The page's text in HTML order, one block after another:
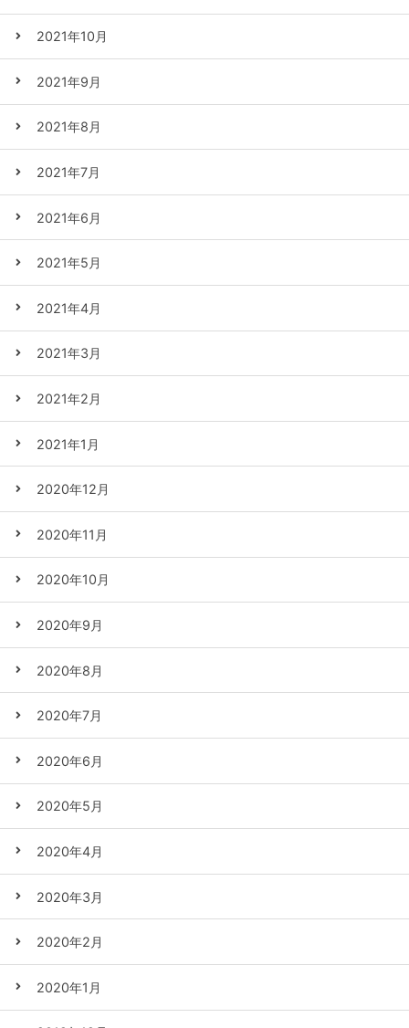
2021年10月
2021年9月
2021年8月
2021年7月
2021年6月
2021年5月
2021年4月
2021年3月
2021年2月
2021年1月
2020年12月
2020年11月
2020年10月
2020年9月
2020年8月
2020年7月
2020年6月
2020年5月
2020年4月
2020年3月
2020年2月
2020年1月